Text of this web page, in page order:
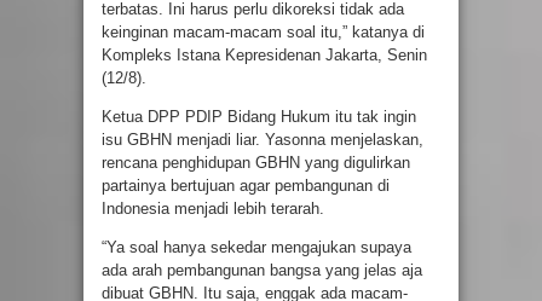
terbatas. Ini harus perlu dikoreksi tidak ada
keinginan macam-macam soal itu,” katanya di
Kompleks Istana Kepresidenan Jakarta, Senin
(12/8).
Ketua DPP PDIP Bidang Hukum itu tak ingin
isu GBHN menjadi liar. Yasonna menjelaskan,
rencana penghidupan GBHN yang digulirkan
partainya bertujuan agar pembangunan di
Indonesia menjadi lebih terarah.
“Ya soal hanya sekedar mengajukan supaya
ada arah pembangunan bangsa yang jelas aja
dibuat GBHN. Itu saja, enggak ada macam-